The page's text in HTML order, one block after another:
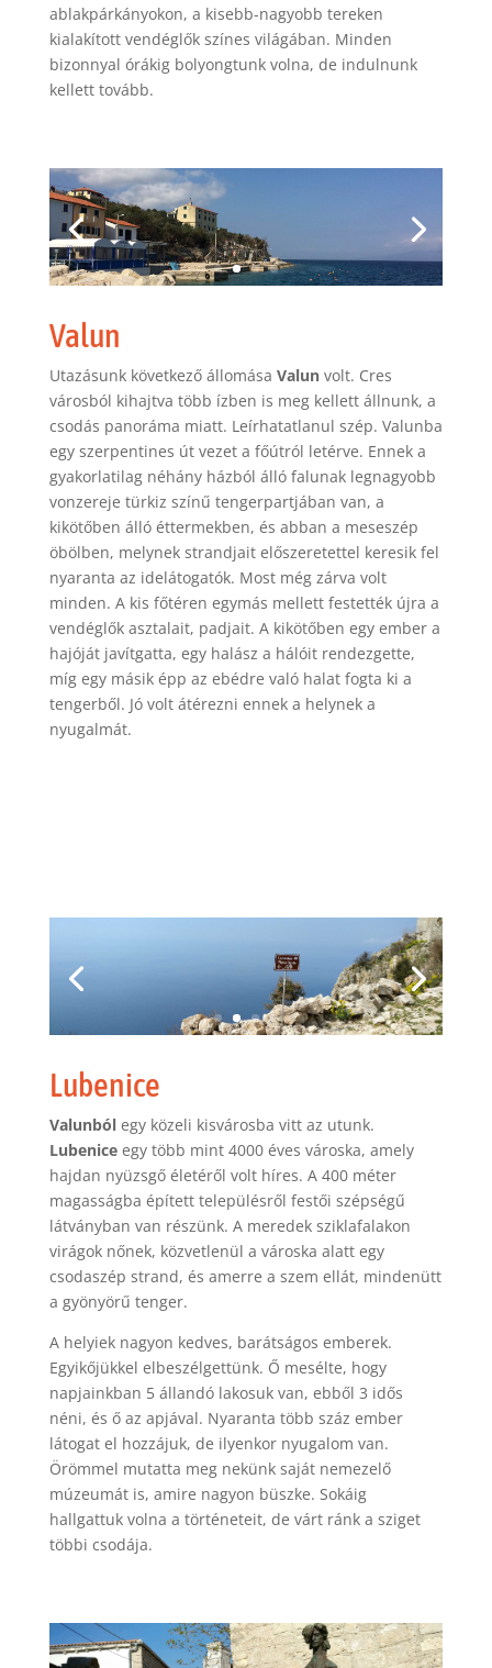
ablakpárkányokon, a kisebb-nagyobb tereken
kialakított vendéglők színes világában. Minden
bizonnyal órákig bolyongtunk volna, de indulnunk
kellett tovább.
Valun
Utazásunk következő állomása Valunvolt. Cres
városból kihajtva több ízben is meg kellett állnunk, a
csodás panoráma miatt. Leírhatatlanul szép. Valunba
egy szerpentines út vezet a főútról letérve. Ennek a
gyakorlatilag néhány házból álló falunak legnagyobb
vonzereje türkiz színű tengerpartjában van, a
kikötőben álló éttermekben, és abban a meseszép
öbölben, melynek strandjait előszeretettel keresik fel
nyaranta az idelátogatók. Most még zárva volt
minden. A kis főtéren egymás mellett festették újra a
vendéglők asztalait, padjait. A kikötőben egy ember a
hajóját javítgatta, egy halász a hálóit rendezgette,
míg egy másik épp az ebédre való halat fogta ki a
tengerből. Jó volt átérezni ennek a helynek a
nyugalmát.
Lubenice
Valunbólegy közeli kisvárosba vitt az utunk.
Lubeniceegy több mint 4000 éves városka, amely
hajdan nyüzsgő életéről volt híres. A 400 méter
magasságba épített településről festői szépségű
látványban van részünk. A meredek sziklafalakon
virágok nőnek, közvetlenül a városka alatt egy
csodaszép strand, és amerre a szem ellát, mindenütt
a gyönyörű tenger.
A helyiek nagyon kedves, barátságos emberek.
Egyikőjükkel elbeszélgettünk. Ő mesélte, hogy
napjainkban 5 állandó lakosuk van, ebből 3 idős
néni, és ő az apjával. Nyaranta több száz ember
látogat el hozzájuk, de ilyenkor nyugalom van.
Örömmel mutatta meg nekünk saját nemezelő
múzeumát is, amire nagyon büszke. Sokáig
hallgattuk volna a történeteit, de várt ránk a sziget
többi csodája.